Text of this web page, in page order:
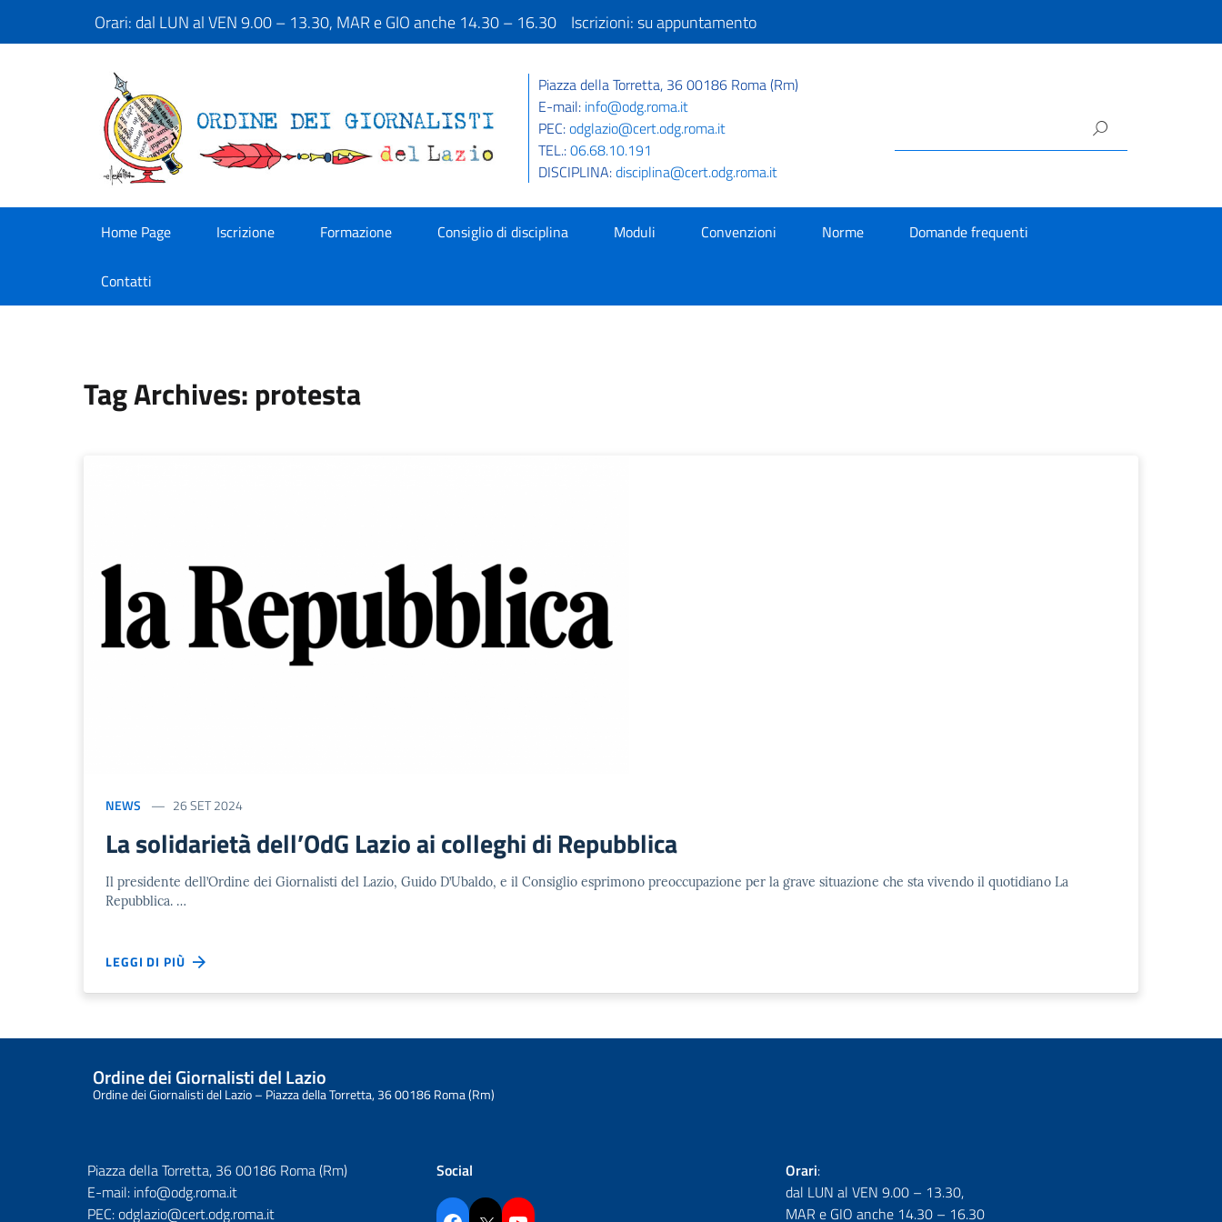
Orari: dal LUN al VEN 9.00 – 13.30, MAR e GIO anche 14.30 – 16.30 Iscrizioni: su appuntamento
Piazza della Torretta, 36 00186 Roma (Rm)
E-mail: info@odg.roma.it
PEC:odglazio@cert.odg.roma.it
TEL.:06.68.10.191
DISCIPLINA:disciplina@cert.odg.roma.it
Home Page Iscrizione Formazione Consiglio di disciplina Moduli Convenzioni Norme Domande frequenti
Contatti
Tag Archives: protesta
NEWS 26 SET 2024
La solidarietà dell’OdG Lazio ai colleghi di Repubblica
Il presidente dell’Ordine dei Giornalisti del Lazio, Guido D’Ubaldo, e il Consiglio esprimono preoccupazione per la grave situazione che sta vivendo il quotidiano La
Repubblica. …
LEGGI DI PIÙ
Ordine dei Giornalisti del Lazio
Ordine dei Giornalisti del Lazio – Piazza della Torretta, 36 00186 Roma (Rm)
Piazza della Torretta, 36 00186 Roma (Rm)
E-mail: info@odg.roma.it
PEC:odglazio@cert.odg.roma.it
Social Orari:
dal LUN al VEN 9.00 – 13.30,
MAR e GIO anche 14.30 – 16.30